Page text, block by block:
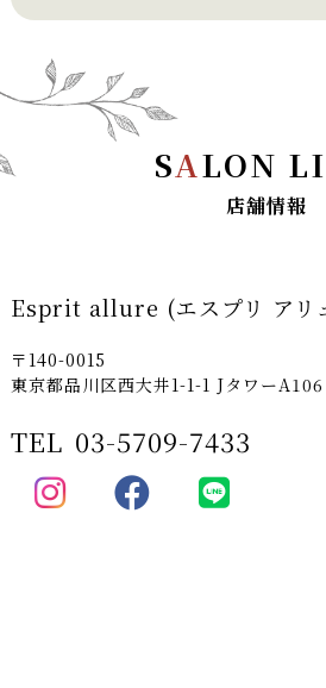
SALON
店舗情報
Esprit allure (エスプリ アリ
〒140-0015
東京都品川区西大井1-1-1 JタワーA106
TEL 03-5709-7433